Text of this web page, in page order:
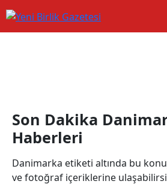
Son Dakika
Haberleri
Danimarka etiketi altında bu
ve fotoğraf içeriklerine